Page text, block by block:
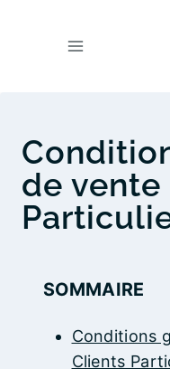
de
SOMMAIRE
Conditions
Clients